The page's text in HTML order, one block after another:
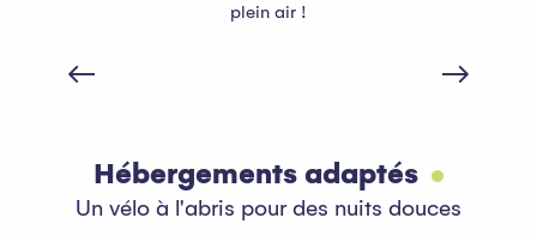
plein air !
Hébergements adaptés
Un vélo à l'abris pour des nuits douces